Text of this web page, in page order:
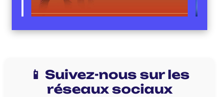
📱 Suivez-nous sur les
réseaux sociaux